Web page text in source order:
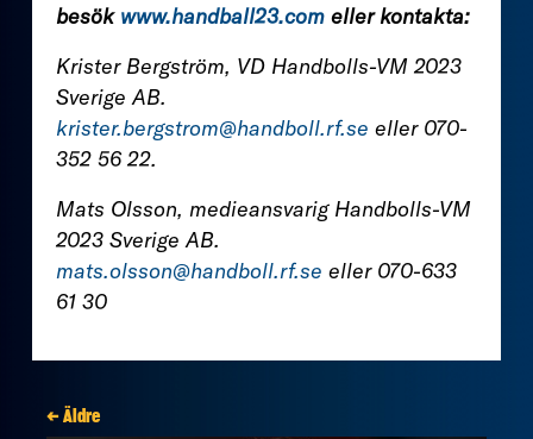
besök www.handball23.com ellerkontakta:
Krister Bergström, VD Handbolls-VM 2023
Sverige AB.
krister.bergstrom@handboll.rf.se eller 070-
352 56 22.
Mats Olsson, medieansvarig Handbolls-VM
2023 Sverige AB.
mats.olsson@handboll.rf.se eller 070-633
61 30
← Äldre